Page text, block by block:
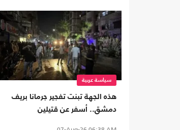
سياسة عربية
هذه الجهة تبنت تفجير جرمانا بريف
دمشق.. أسفر عن قتيلين